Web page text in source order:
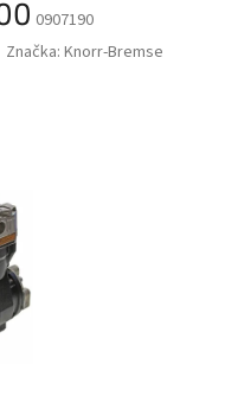
0907190
Značka: Knorr-Bremse